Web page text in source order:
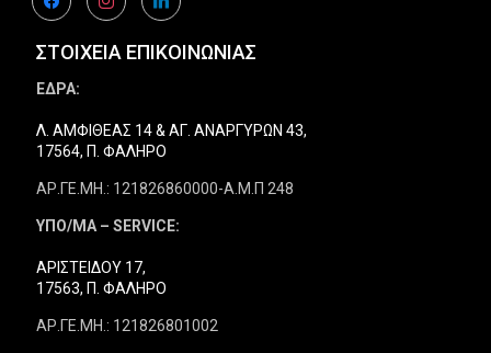
ΣΤΟΙΧΕΙΑ ΕΠΙΚΟΙΝΩΝΙΑΣ
ΕΔΡΑ:
Λ. ΑΜΦΙΘΕΑΣ 14 & ΑΓ. ΑΝΑΡΓΥΡΩΝ 43,
17564, Π. ΦΑΛΗΡΟ
ΑΡ.ΓΕ.ΜΗ.: 121826860000-Α.Μ.Π 248
ΥΠΟ/ΜΑ – SERVICE:
ΑΡΙΣΤΕΙΔΟΥ 17,
17563, Π. ΦΑΛΗΡΟ
ΑΡ.ΓΕ.ΜΗ.: 121826801002